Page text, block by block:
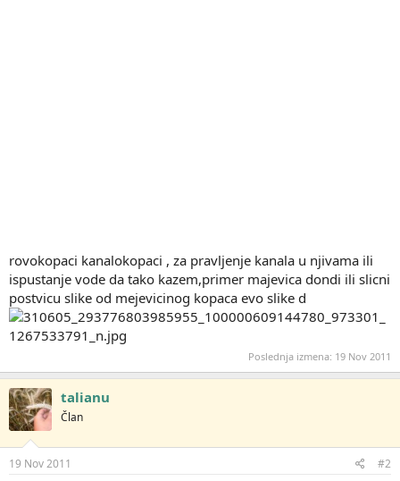
rovokopaci kanalokopaci , za pravljenje kanala u njivama ili
ispustanje vode da tako kazem,primer majevica dondi ili slicni
postvicu slike od mejevicinog kopaca evo slike d
Poslednja izmena: 19 Nov 2011
talianu
Član
19 Nov 2011 #2